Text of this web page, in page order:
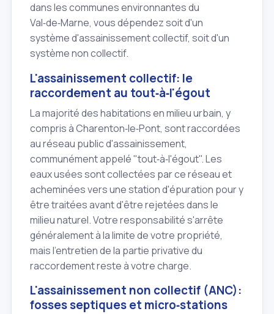
dans les communes environnantes du
Val‑de‑Marne, vous dépendez soit d'un
système d'assainissement collectif, soit d'un
système non collectif.
L'assainissement collectif: le
raccordement au tout‑à‑l'égout
La majorité des habitations en milieu urbain, y
compris à Charenton‑le‑Pont, sont raccordées
au réseau public d'assainissement,
communément appelé "tout‑à‑l'égout". Les
eaux usées sont collectées par ce réseau et
acheminées vers une station d'épuration pour y
être traitées avant d'être rejetées dans le
milieu naturel. Votre responsabilité s'arrête
généralement à la limite de votre propriété,
mais l'entretien de la partie privative du
raccordement reste à votre charge.
L'assainissement non collectif (ANC):
fosses septiques et micro‑stations